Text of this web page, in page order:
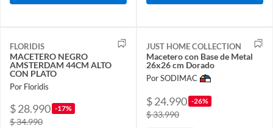
FLORIDIS
MACETERO NEGRO
AMSTERDAM 44CM ALTO
CON PLATO
Por Floridis
$ 28.990 -17%
$ 34.990
JUST HOME COLLECTION
Macetero con Base de Metal
26x26 cm Dorado
Por SODIMAC
$ 24.990 -26%
$ 33.990